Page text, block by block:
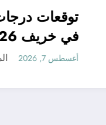
جدا
في
..